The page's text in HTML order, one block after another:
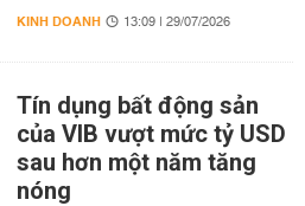
KINH DOANH 13:09 | 29/07/2026
Tín dụng bất động sản
của VIB vượt mức tỷ USD
sau hơn một năm tăng
nóng